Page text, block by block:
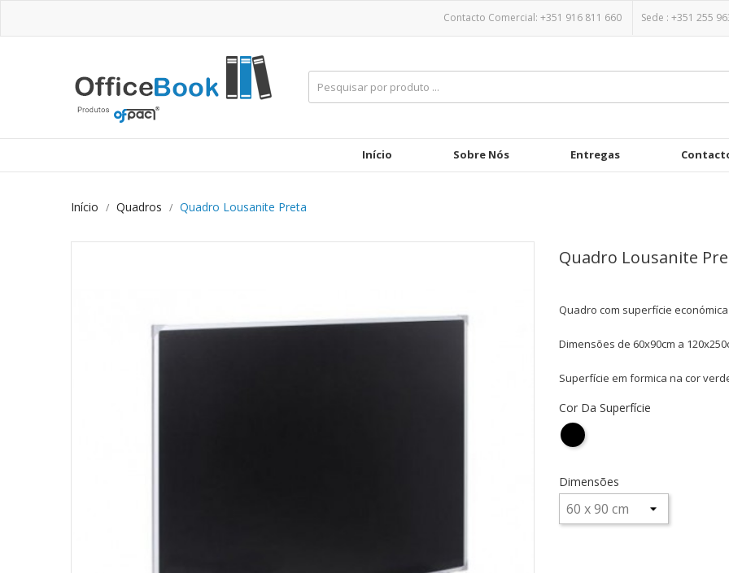
Contacto Comercial: +351 916 811 660 Sede : +351 255
Início Sobre Nós Entregas
Início Quadros Quadro Lousanite Preta
Quadro Lousanite
Quadro com superfície
Dimensões de 60x90cm a
Superfície em formica na cor
Cor Da Superfície
Preta
Dimensões